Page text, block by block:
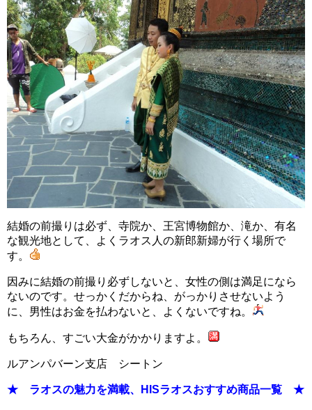
結婚の前撮りは必ず、寺院か、王宮博物館か、滝か、有名
な観光地として、よくラオス人の新郎新婦が行く場所で
す。
因みに結婚の前撮り必ずしないと、女性の側は満足になら
ないのです。せっかくだからね、がっかりさせないよう
に、男性はお金を払わないと、よくないですね。
もちろん、すごい大金がかかりますよ。
ルアンパバーン支店 シートン
★ ラオスの魅力を満載、HISラオスおすすめ商品一覧 ★